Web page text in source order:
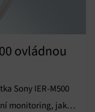
Vždy aktivní
ovládnou
Sony IER-M500
monitoring, jaký